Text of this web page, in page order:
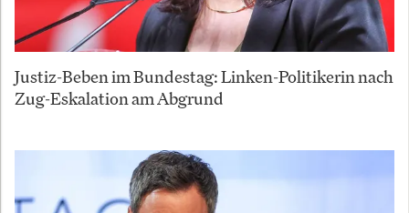
Justiz-Beben im Bundestag: Linken-Politikerin nach
Zug-Eskalation am Abgrund